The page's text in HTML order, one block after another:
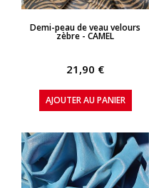
APERÇU RAPIDE
Demi-peau de veau velours
zèbre - CAMEL
21,90 €
AJOUTER AU PANIER